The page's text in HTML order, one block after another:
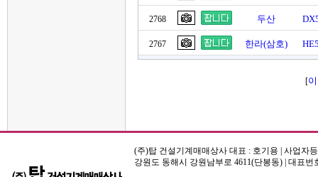
2768 두산
2767 한라(삼호)
[
(주)탑 건설기계매매상사 대표 : 호기용 | 사업자
강원도 동해시 강원남부로 4611(단봉동) | 대표번